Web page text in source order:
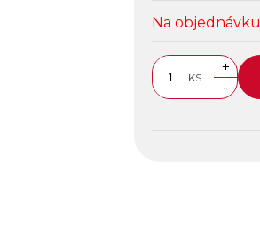
Na objednávku
KS
+
-